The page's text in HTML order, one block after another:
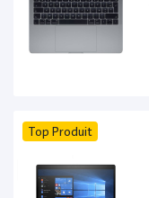
Top Produit